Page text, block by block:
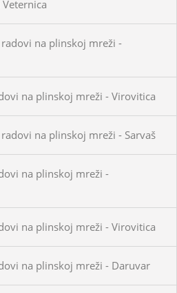
na plinskoj mreži -
na plinskoj mreži - Virovitica
na plinskoj mreži - Sarvaš
na plinskoj mreži -
na plinskoj mreži - Virovitica
na plinskoj mreži - Daruvar